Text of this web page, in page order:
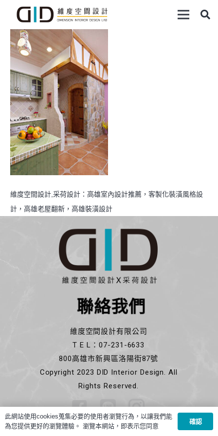
維度空間設計,采荷設計：高雄室內設計推薦，客製化裝潢風格設
計，高雄老屋翻新，高雄裝潢設計
聯絡我們
維度空間設計有限公司
T E L：07-231-6633
800高雄市新興區洛陽街87號
Copyright 2023 DID Interior Design. All
Rights Reserved.
此網站使用cookies蒐集必要的使用者瀏覽行為，以讓我們能
為您提供更好的瀏覽體驗。 瀏覽本網站，即表示您同意
確認